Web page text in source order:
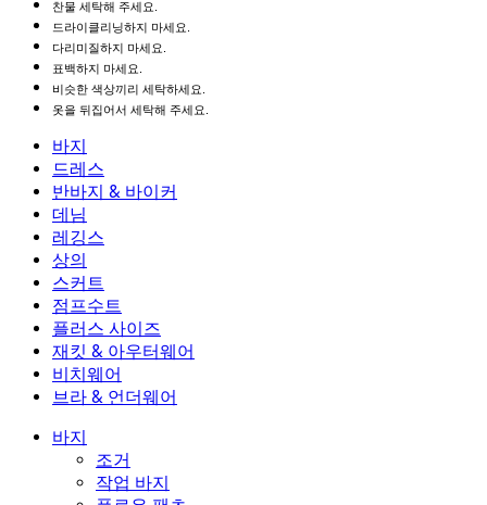
찬물 세탁해 주세요.
드라이클리닝하지 마세요.
다리미질하지 마세요.
표백하지 마세요.
비슷한 색상끼리 세탁하세요.
옷을 뒤집어서 세탁해 주세요.
바지
바지
조거
작업 바지
플로우 팬츠
드레스
드레스
액티브 드레스
맥시 & 미디 드레스
미니 드레스
반바지 & 바이커
반바지 & 바이커
바이커
데님 반바지
2.5인치 반바지
데님
데님
데님 레깅스
와이드 진
데님 반바지
데님 스커트
레깅스
레깅스
데님 레깅스
힙업 레깅스
요가 레깅스
상의
상의
스포츠 브라
티셔츠
스커트
스커트
액티브 스커트
미니 스커트
맥시 & 미디 스커트
점프수트
점프수트
오버롤
롬퍼
플러스 사이즈
플러스 사이즈
플러스 사이즈 하의
플러스 사이즈 상의
플러스 사이즈 드레스
재킷 & 아우터웨어
재킷 & 아우터웨어
재킷 & 아우터웨어
아우터웨어
비치웨어
비치웨어
수영복 상의
수영복 세트
브라 & 언더웨어
브라 & 언더웨어
언더웨어
바지
조거
작업 바지